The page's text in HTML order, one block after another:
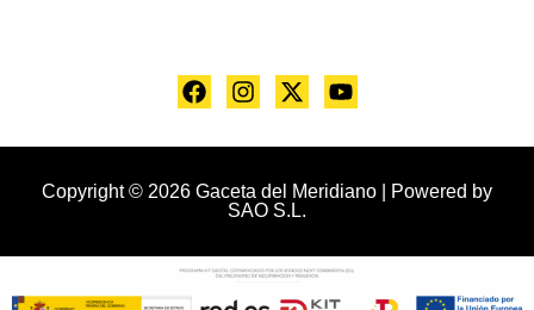
Copyright © 2026 Gaceta del Meridiano | Powered by
SAO S.L.